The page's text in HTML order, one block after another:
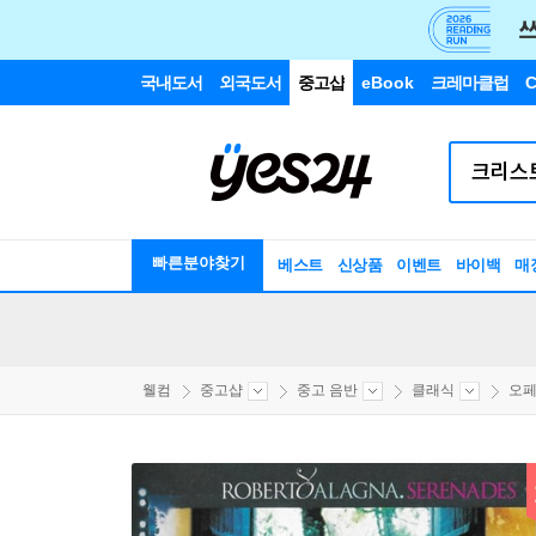
국내도서 외국도서 중고샵 eBook 크레마클럽
빠른분야찾기 베스트 신상품 이벤트 바이백 매
웰컴 중고샵 중고 음반 클래식 오